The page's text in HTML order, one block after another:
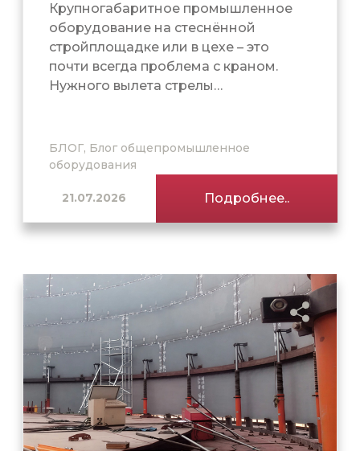
Крупногабаритное промышленное
оборудование на стеснённой
стройплощадке или в цехе – это
почти всегда проблема с краном.
Нужного вылета стрелы…
БЛОГ, Блог общепромышленное
оборудования
21.07.2026 Подробнее..